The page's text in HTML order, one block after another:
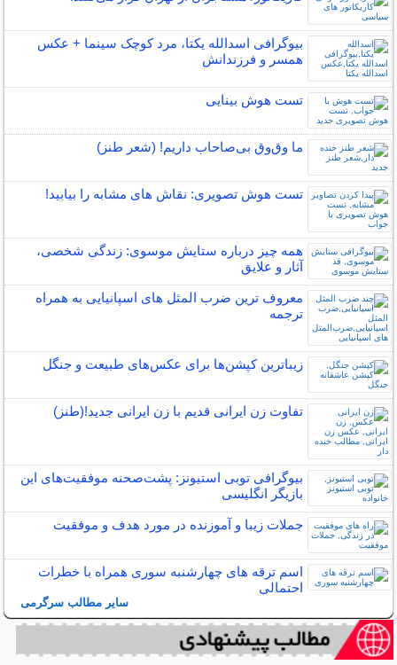
بیوگرافی اسدالله یکتا، مرد کوچک سینما + عکس
همسر و فرزندانش
تست هوش بینایی
ما وق‌وق بی‌صاحاب داریم! (شعر طنز)
تست هوش تصویری: نقاش های مشابه را بیابید!
همه چیز درباره ستایش موسوی: زندگی شخصی،
آثار و علایق
معروف ترین ضرب المثل های اسپانیایی به همراه
ترجمه
زیباترین کپشن‌ها برای عکس‌های طبیعت و جنگل
تفاوت زن ایرانی قدیم با زن ایرانی جدید!(طنز)
بیوگرافی توبی استیونز: پشت‌صحنه موفقیت‌های این
بازیگر انگلیسی
جملات زیبا و آموزنده در مورد هدف و موفقیت
اسم ترقه های چهارشنبه سوری همراه با خطرات
احتمالی
سایر مطالب سرگرمی